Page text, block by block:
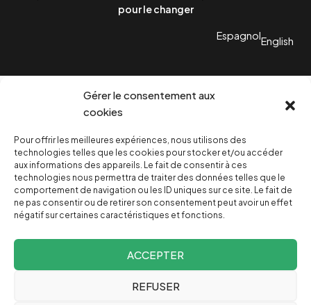
Gérer le consentement aux
cookies
Pour offrir les meilleures expériences, nous utilisons des
technologies telles que les cookies pour stocker et/ou accéder
aux informations des appareils. Le fait de consentir à ces
technologies nous permettra de traiter des données telles que le
comportement de navigation ou les ID uniques sur ce site. Le fait de
ne pas consentir ou de retirer son consentement peut avoir un effet
négatif sur certaines caractéristiques et fonctions.
ACCEPTER
REFUSER
pour le changer
EspagnolEnglish